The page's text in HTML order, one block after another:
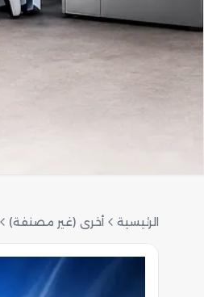
الرئيسية أخرى (غير مصنفة)